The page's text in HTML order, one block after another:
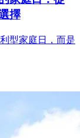
擇
型家庭日，而是